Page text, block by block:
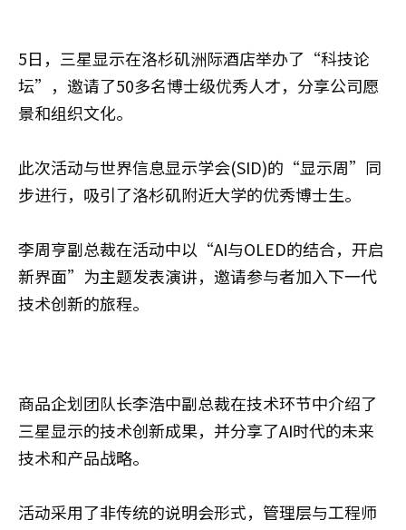
5日，三星显示在洛杉矶洲际酒店举办了“科技论
坛”，邀请了50多名博士级优秀人才，分享公司愿
景和组织文化。
此次活动与世界信息显示学会(SID)的“显示周”同
步进行，吸引了洛杉矶附近大学的优秀博士生。
李周亨副总裁在活动中以“AI与OLED的结合，开启
新界面”为主题发表演讲，邀请参与者加入下一代
技术创新的旅程。
商品企划团队长李浩中副总裁在技术环节中介绍了
三星显示的技术创新成果，并分享了AI时代的未来
技术和产品战略。
活动采用了非传统的说明会形式，管理层与工程师